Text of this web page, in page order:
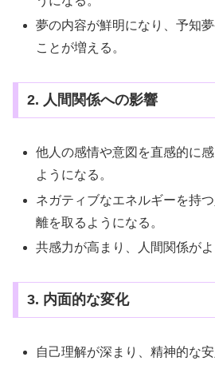
夢の内容が鮮明になり、予知
ことが増える。
2. 人間関係への影響
他人の感情や意図を直感的に
ようになる。
ネガティブなエネルギーを持
離を取るようになる。
共感力が高まり、人間関係がよ
3. 内面的な変化
自己理解が深まり、精神的な安